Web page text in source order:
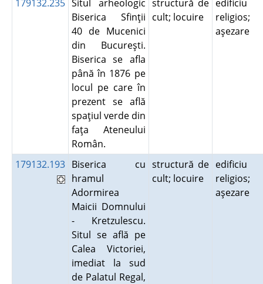
179132.235 Situl arheologic
Biserica Sfinţii
40 de Mucenici
din Bucureşti.
Biserica se afla
până în 1876 pe
locul pe care în
prezent se află
spaţiul verde din
faţa Ateneului
Român.
structură de
cult; locuire
edificiu
religios;
aşezare
179132.193 Biserica cu
hramul
Adormirea
Maicii Domnului
- Kretzulescu.
Situl se află pe
Calea Victoriei,
imediat la sud
de Palatul Regal,
structură de
cult; locuire
edificiu
religios;
aşezare